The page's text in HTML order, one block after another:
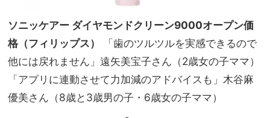
ソニッケアー ダイヤモンドクリーン9000オープン価
格（フィリップス）
「歯のツルツルを実感できるので
他には戻れません」遠矢美宝子さん（2歳女の子ママ）
「アプリに連動させて力加減のアドバイスも」木谷麻
優美さん（8歳と3歳男の子・6歳女の子ママ）